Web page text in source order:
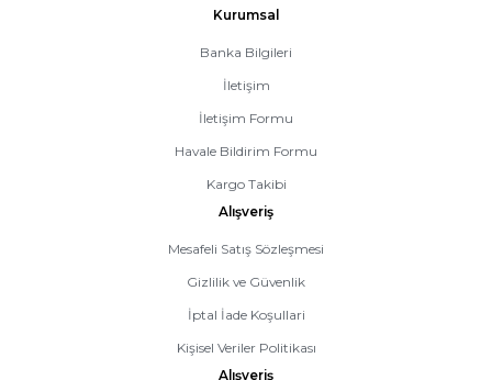
Kurumsal
Banka Bilgileri
İletişim
İletişim Formu
Havale Bildirim Formu
Kargo Takibi
Alışveriş
Mesafeli Satış Sözleşmesi
Gizlilik ve Güvenlik
İptal İade Koşullari
Kişisel Veriler Politikası
Alışveriş